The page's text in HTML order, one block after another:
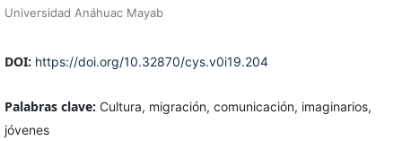
Universidad Anáhuac Mayab
DOI: https://doi.org/10.32870/cys.v0i19.204
Palabras clave: Cultura, migración, comunicación, imaginarios,
jóvenes